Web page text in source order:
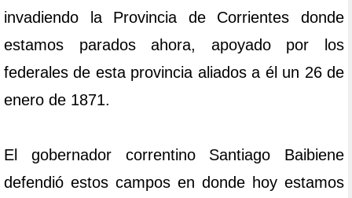
invadiendo la Provincia de Corrientes donde
estamos parados ahora, apoyado por los
federales de esta provincia aliados a él un 26 de
enero de 1871.
El gobernador correntino Santiago Baibiene
defendió estos campos en donde hoy estamos